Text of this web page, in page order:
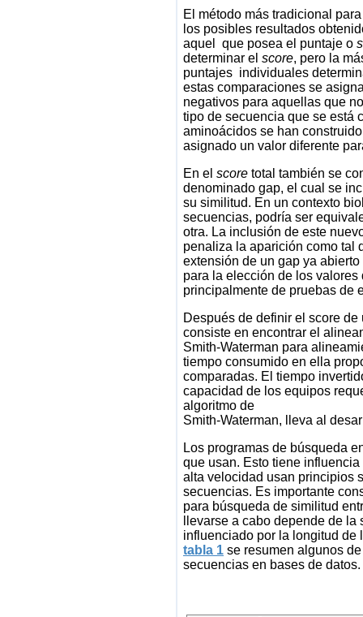
El método más tradicional
los posibles resultados
aquel que posea el puntaje o
determinar el score, pero la
puntajes individuales
estas comparaciones se
negativos para aquellas que
tipo de secuencia que se está
aminoácidos se han
asignado un valor diferente
En el score total también se
denominado gap, el cual se
su similitud. En un contexto
secuencias, podría ser
otra. La inclusión de este
penaliza la aparición como tal
extensión de un gap ya
para la elección de los
principalmente de pruebas de
Después de definir el score
consiste en encontrar el
Smith-Waterman para
tiempo consumido en ella
comparadas. El tiempo
capacidad de los equipos
algoritmo de
Smith-Waterman, lleva al
Los programas de búsqueda
que usan. Esto tiene
alta velocidad usan principios
secuencias. Es importante
para búsqueda de similitud
llevarse a cabo depende de
influenciado por la longitud de
tabla 1 se resumen algunos
secuencias en bases de datos.